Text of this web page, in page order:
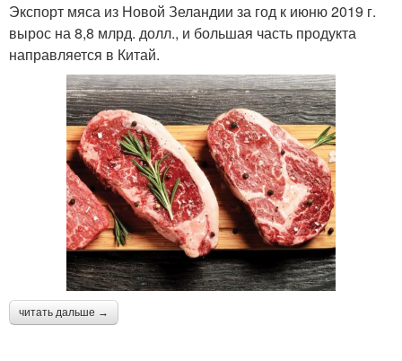
Экспорт мяса из Новой Зеландии за год к июню 2019 г.
вырос на 8,8 млрд. долл., и большая часть продукта
направляется в Китай.
читать дальше →